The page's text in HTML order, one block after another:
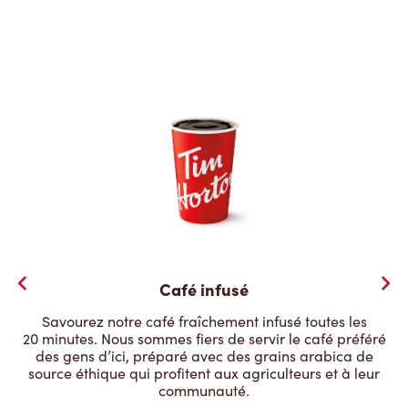
Café infusé
Savourez notre café fraîchement infusé toutes les
20 minutes. Nous sommes fiers de servir le café préféré
des gens d’ici, préparé avec des grains arabica de
source éthique qui profitent aux agriculteurs et à leur
communauté.